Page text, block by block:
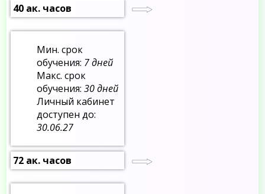
40 ак. часов
Мин. срок
обучения: 7 дней
Макс. срок
обучения:30 дней
Личный кабинет
доступен до:
30.06.27
72 ак. часов